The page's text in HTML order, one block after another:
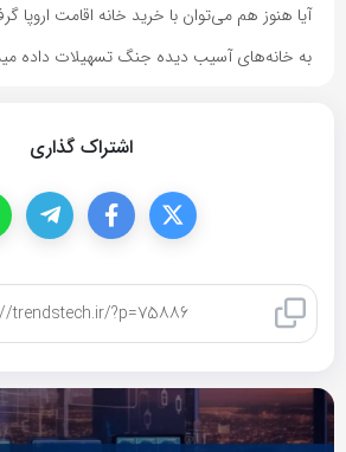
آیا هنوز هم می‌توان با خرید خانه اقامت اروپا
به خانه‌های آسیب دیده جنگ تسهیلات داده
اشتراک گذاری